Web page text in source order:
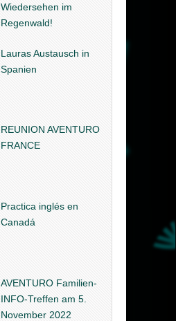
Wiedersehen im
Regenwald!
Lauras Austausch in
Spanien
REUNION AVENTURO
FRANCE
Practica inglés en
Canadá
AVENTURO Familien-
INFO-Treffen am 5.
November 2022